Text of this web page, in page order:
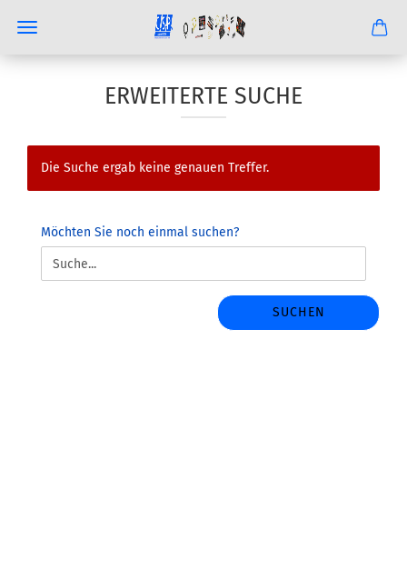
ERWEITERTE SUCHE
Die Suche ergab keine genauen Treffer.
MÖCHTEN
SIE
NOCH
EINMAL
Möchten Sie noch einmal suchen?
SUCHEN